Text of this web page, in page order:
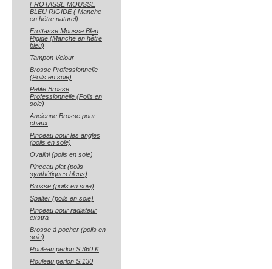
FROTASSE MOUSSE
BLEU RIGIDE ( Manche
en hêtre naturel)
Frottasse Mousse Bleu
Rigide (Manche en hêtre
bleu)
Tampon Velour
Brosse Professionnelle
(Poils en soie)
Petite Brosse
Professionnelle (Poils en
soie)
Ancienne Brosse pour
chaux
Pinceau pour les angles
(poils en soie)
Ovalini (poils en soie)
Pinceau plat (poils
synthétiques bleus)
Brosse (poils en soie)
Spalter (poils en soie)
Pinceau pour radiateur
exstra
Brosse à pocher (poils en
soie)
Rouleau perlon S.360 K
Rouleau perlon S.130